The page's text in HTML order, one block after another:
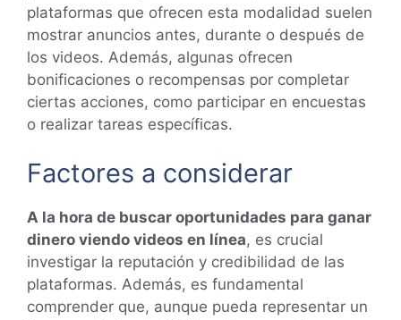
plataformas que ofrecen esta modalidad suelen
mostrar anuncios antes, durante o después de
los videos. Además, algunas ofrecen
bonificaciones o recompensas por completar
ciertas acciones, como participar en encuestas
o realizar tareas específicas.
Factores a considerar
A la hora de buscar oportunidades para ganar
dinero viendo videos en línea, es crucial
investigar la reputación y credibilidad de las
plataformas. Además, es fundamental
comprender que, aunque pueda representar un